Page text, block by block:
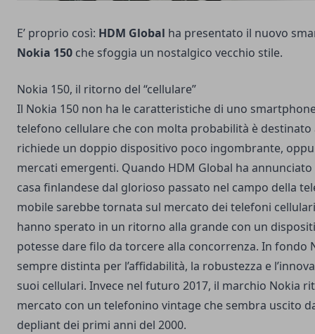
E’ proprio così: HDM Global ha presentato il nuovo
Nokia 150 che sfoggia un nostalgico vecchio stile.
Nokia 150, il ritorno del “cellulare”
Il Nokia 150 non ha le caratteristiche di uno
telefono cellulare che con molta probabilità è destinato
richiede un doppio dispositivo poco ingombrante,
mercati emergenti. Quando HDM Global ha annunciato
casa finlandese dal glorioso passato nel campo della
mobile sarebbe tornata sul mercato dei telefoni
hanno sperato in un ritorno alla grande con un
potesse dare filo da torcere alla concorrenza. In fondo
sempre distinta per l’affidabilità, la robustezza e
suoi cellulari. Invece nel futuro 2017, il marchio Nokia
mercato con un telefonino vintage che sembra uscito
depliant dei primi anni del 2000.